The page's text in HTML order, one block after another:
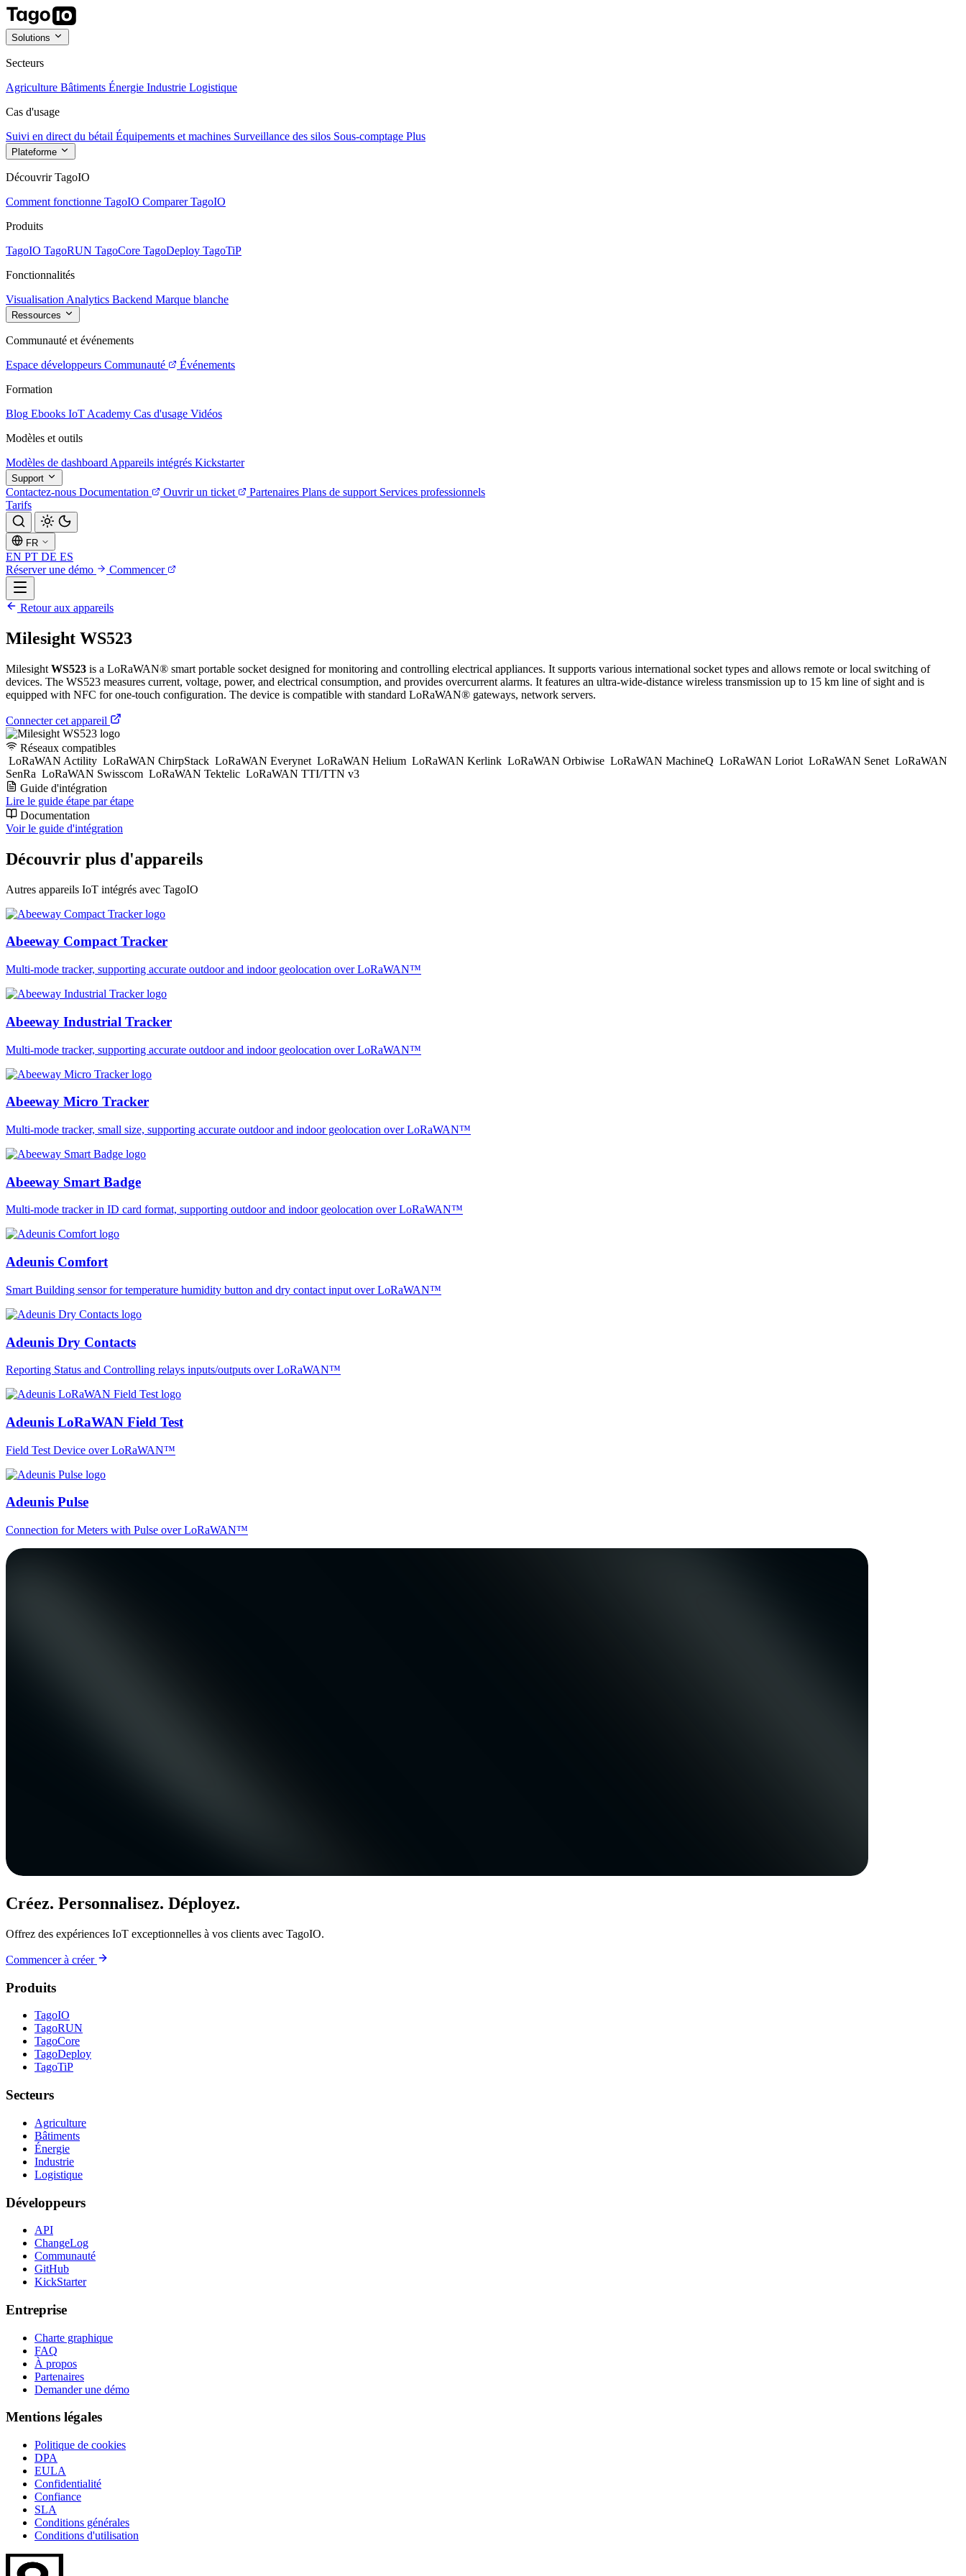
Solutions
Secteurs
Agriculture Bâtiments Énergie Industrie Logistique
Cas d'usage
Suivi en direct du bétail Équipements et machines Surveillance des silos Sous-comptage Plus
Plateforme
Découvrir TagoIO
Comment fonctionne TagoIO Comparer TagoIO
Produits
TagoIO TagoRUN TagoCore TagoDeploy TagoTiP
Fonctionnalités
Visualisation Analytics Backend Marque blanche
Ressources
Communauté et événements
Espace développeurs Communauté
Événements
Formation
Blog Ebooks IoT Academy Cas d'usage Vidéos
Modèles et outils
Modèles de dashboard Appareils intégrés Kickstarter
Support
Contactez-nous Documentation Ouvrir un ticket Partenaires Plans de support Services professionnels
Tarifs
FR
EN PT DE ES
Réserver une démo
Commencer
Retour aux appareils
Milesight WS523
Milesight WS523 is a LoRaWAN® smart portable socket designed for monitoring and controlling electrical appliances. It supports various international socket types and allows remote or local switching of
devices. The WS523 measures current, voltage, power, and electrical consumption, and provides overcurrent alarms. It features an ultra-wide-distance wireless transmission up to 15 km line of sight and is
equipped with NFC for one-touch configuration. The device is compatible with standard LoRaWAN® gateways, network servers.
Connecter cet appareil
Réseaux compatibles
LoRaWAN Actility LoRaWAN ChirpStack LoRaWAN Everynet LoRaWAN Helium LoRaWAN Kerlink LoRaWAN Orbiwise LoRaWAN MachineQ LoRaWAN Loriot LoRaWAN Senet LoRaWAN
SenRa LoRaWAN Swisscom LoRaWAN Tektelic LoRaWAN TTI/TTN v3
Guide d'intégration
Lire le guide étape par étape
Documentation
Voir le guide d'intégration
Découvrir plus d'appareils
Autres appareils IoT intégrés avec TagoIO
Abeeway Compact Tracker
Multi-mode tracker, supporting accurate outdoor and indoor geolocation over LoRaWAN™
Abeeway Industrial Tracker
Multi-mode tracker, supporting accurate outdoor and indoor geolocation over LoRaWAN™
Abeeway Micro Tracker
Multi-mode tracker, small size, supporting accurate outdoor and indoor geolocation over LoRaWAN™
Abeeway Smart Badge
Multi-mode tracker in ID card format, supporting outdoor and indoor geolocation over LoRaWAN™
Adeunis Comfort
Smart Building sensor for temperature humidity button and dry contact input over LoRaWAN™
Adeunis Dry Contacts
Reporting Status and Controlling relays inputs/outputs over LoRaWAN™
Adeunis LoRaWAN Field Test
Field Test Device over LoRaWAN™
Adeunis Pulse
Connection for Meters with Pulse over LoRaWAN™
Créez. Personnalisez. Déployez.
Offrez des expériences IoT exceptionnelles à vos clients avec TagoIO.
Commencer à créer
Produits
TagoIO
TagoRUN
TagoCore
TagoDeploy
TagoTiP
Secteurs
Agriculture
Bâtiments
Énergie
Industrie
Logistique
Développeurs
API
ChangeLog
Communauté
GitHub
KickStarter
Entreprise
Charte graphique
FAQ
À propos
Partenaires
Demander une démo
Mentions légales
Politique de cookies
DPA
EULA
Confidentialité
Confiance
SLA
Conditions générales
Conditions d'utilisation